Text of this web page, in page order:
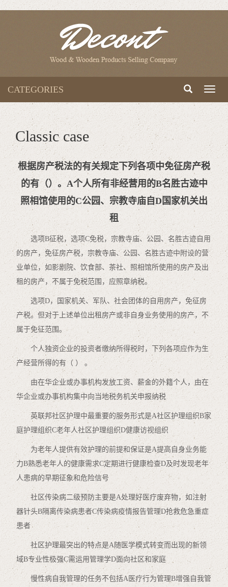
CATEGORIES
Classic case
根据房产税法的有关规定下列各项中免征房产税
的有（）。A个人所有非经营用的B名胜古迹中
照相馆使用的C公园、宗教寺庙自D国家机关出
租
选项B征税，选项C免税，宗教寺庙、公园、名胜古迹自用
的房产，免征房产税，宗教寺庙、公园、名胜古迹中附设的营
业单位，如影剧院、饮食部、茶社、照相馆所使用的房产及出
租的房产，不属于免税范围，应照章纳税。
选项D，国家机关、军队、社会团体的自用房产，免征房
产税。但对于上述单位出租房产或非自身业务使用的房产，不
属于免征范围。
个人独资企业的投资者缴纳所得税时，下列各项应作为生
产经营所得的有（ ） 。
由在华企业或办事机构发放工资、薪金的外籍个人，由在
华企业或办事机构集中向当地税务机关申报纳税
英联邦社区护理中最重要的服务形式是A社区护理组织B家
庭护理组织C老年人社区护理组织D健康访视组织
为老年人提供有效护理的前提和保证是A提高自身业务能
力B熟悉老年人的健康需求C定期进行健康检查D及时发现老年
人患病的早期征象和危险信号
社区传染病二级预防主要是A处理好医疗废弃物，如注射
器针头B隔离传染病患者C传染病疫情报告管理D抢救危急重症
患者
社区护理最突出的特点是A随医学模式转变而出现的新领
域B专业性极强C需运用管理学D面向社区和家庭
慢性病自我管理的任务不包括A医疗行为管理B增强自我管